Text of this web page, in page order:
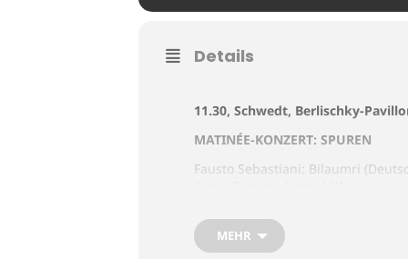
Details
11.30, Schwedt, Berlischky-
MATINÉE-KONZERT: SPUREN
Fausto Sebastiani: Bilaumri
Gideon Lewensohn: Quartett für
Musiker des Ensembles work in
MEHR